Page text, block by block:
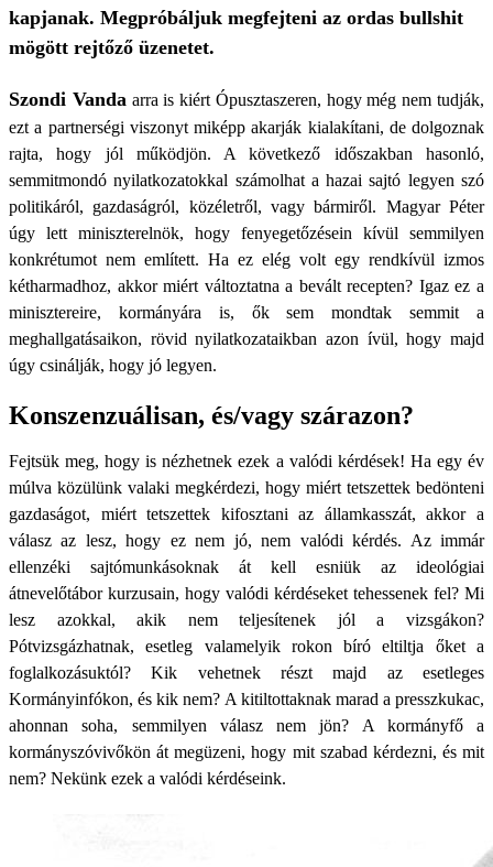
kapjanak. Megpróbáljuk megfejteni az ordas bullshit
mögött rejtőző üzenetet.
Szondi Vanda arra is kiért Ópusztaszeren, hogy még nem tudják,
ezt a partnerségi viszonyt miképp akarják kialakítani, de dolgoznak
rajta, hogy jól működjön. A következő időszakban hasonló,
semmitmondó nyilatkozatokkal számolhat a hazai sajtó legyen szó
politikáról, gazdaságról, közéletről, vagy bármiről. Magyar Péter
úgy lett miniszterelnök, hogy fenyegetőzésein kívül semmilyen
konkrétumot nem említett. Ha ez elég volt egy rendkívül izmos
kétharmadhoz, akkor miért változtatna a bevált recepten? Igaz ez a
minisztereire, kormányára is, ők sem mondtak semmit a
meghallgatásaikon, rövid nyilatkozataikban azon ívül, hogy majd
úgy csinálják, hogy jó legyen.
Konszenzuálisan, és/vagy szárazon?
Fejtsük meg, hogy is nézhetnek ezek a valódi kérdések! Ha egy év
múlva közülünk valaki megkérdezi, hogy miért tetszettek bedönteni
gazdaságot, miért tetszettek kifosztani az államkasszát, akkor a
válasz az lesz, hogy ez nem jó, nem valódi kérdés. Az immár
ellenzéki sajtómunkásoknak át kell esniük az ideológiai
átnevelőtábor kurzusain, hogy valódi kérdéseket tehessenek fel? Mi
lesz azokkal, akik nem teljesítenek jól a vizsgákon?
Pótvizsgázhatnak, esetleg valamelyik rokon bíró eltiltja őket a
foglalkozásuktól? Kik vehetnek részt majd az esetleges
Kormányinfókon, és kik nem? A kitiltottaknak marad a presszkukac,
ahonnan soha, semmilyen válasz nem jön? A kormányfő a
kormányszóvivőkön át megüzeni, hogy mit szabad kérdezni, és mit
nem? Nekünk ezek a valódi kérdéseink.